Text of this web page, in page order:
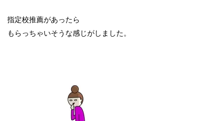
指定校推薦があったら
もらっちゃいそうな感じがしました。